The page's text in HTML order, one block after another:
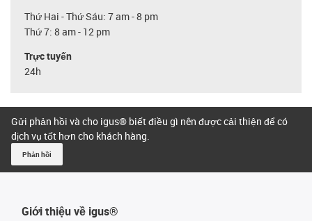
Thứ Hai - Thứ Sáu: 7 am - 8 pm
Thứ 7: 8 am - 12 pm
Trực tuyến
24h
Gửi phản hồi và cho igus® biết điều gì nên được cải thiện để có
dịch vụ tốt hơn cho khách hàng.
Phản hồi
Giới thiệu về igus®